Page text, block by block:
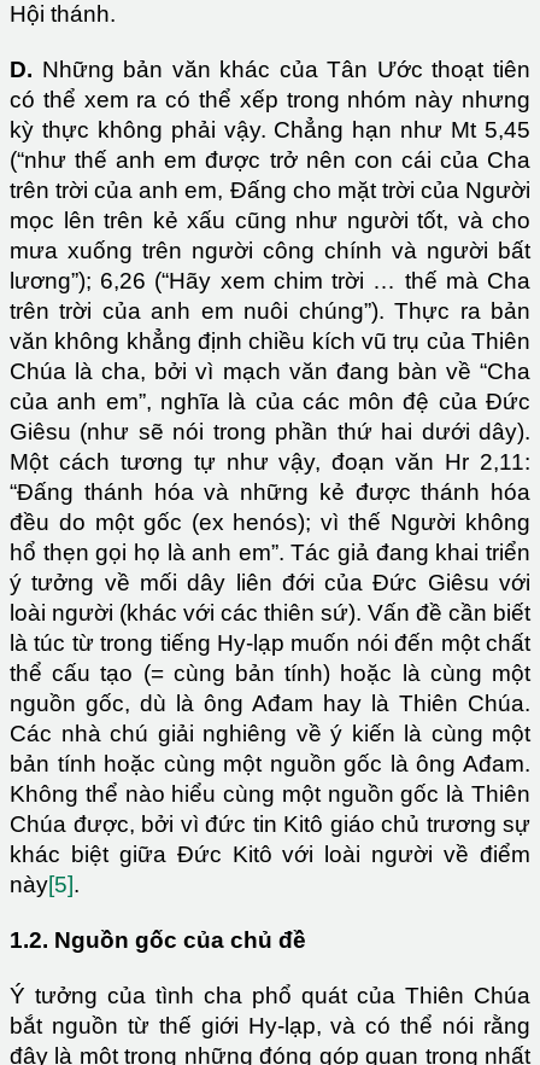
Hội thánh.
D. Những bản văn khác của Tân Ước thoạt tiên
có thể xem ra có thể xếp trong nhóm này nhưng
kỳ thực không phải vậy. Chẳng hạn như Mt 5,45
(“như thế anh em được trở nên con cái của Cha
trên trời của anh em, Đấng cho mặt trời của Người
mọc lên trên kẻ xấu cũng như người tốt, và cho
mưa xuống trên người công chính và người bất
lương”); 6,26 (“Hãy xem chim trời … thế mà Cha
trên trời của anh em nuôi chúng”). Thực ra bản
văn không khẳng định chiều kích vũ trụ của Thiên
Chúa là cha, bởi vì mạch văn đang bàn về “Cha
của anh em”, nghĩa là của các môn đệ của Đức
Giêsu (như sẽ nói trong phần thứ hai dưới dây).
Một cách tương tự như vậy, đoạn văn Hr 2,11:
“Đấng thánh hóa và những kẻ được thánh hóa
đều do một gốc (ex henós); vì thế Người không
hổ thẹn gọi họ là anh em”. Tác giả đang khai triển
ý tưởng về mối dây liên đới của Đức Giêsu với
loài người (khác với các thiên sứ). Vấn đề cần biết
là túc từ trong tiếng Hy-lạp muốn nói đến một chất
thể cấu tạo (= cùng bản tính) hoặc là cùng một
nguồn gốc, dù là ông Ađam hay là Thiên Chúa.
Các nhà chú giải nghiêng về ý kiến là cùng một
bản tính hoặc cùng một nguồn gốc là ông Ađam.
Không thể nào hiểu cùng một nguồn gốc là Thiên
Chúa được, bởi vì đức tin Kitô giáo chủ trương sự
khác biệt giữa Đức Kitô với loài người về điểm
này[5].
1.2. Nguồn gốc của chủ đề
Ý tưởng của tình cha phổ quát của Thiên Chúa
bắt nguồn từ thế giới Hy-lạp, và có thể nói rằng
đây là một trong những đóng góp quan trọng nhất